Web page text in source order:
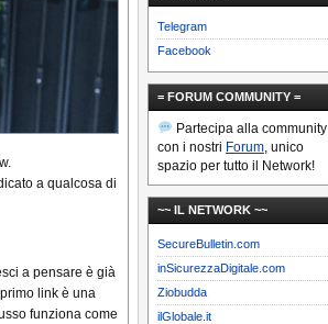
a qualcosa di
a pensare è già
link è una
funziona come
Telegram
Facebook
= FORUM COMMUNITY =
Partecipa alla community
con i nostri Forum, unico
spazio per tutto il Network!
~~ IL NETWORK ~~
SecureBulletin.com
inSicurezzaDigitale.com
Ziobudda
ilGlobale.it